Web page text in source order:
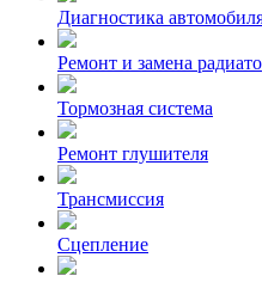
Диагностика
Ремонт и замена
Тормозная система
Ремонт глушителя
Трансмиссия
Сцепление